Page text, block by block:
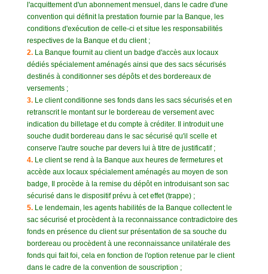
l'acquittement d'un abonnement mensuel, dans le cadre d'une
convention qui définit la prestation fournie par la Banque, les
conditions d'exécution de celle-ci et situe les responsabilités
respectives de la Banque et du client ;
2. La Banque fournit au client un badge d'accès aux locaux
dédiés spécialement aménagés ainsi que des sacs sécurisés
destinés à conditionner ses dépôts et des bordereaux de
versements ;
3. Le client conditionne ses fonds dans les sacs sécurisés et en
retranscrit le montant sur le bordereau de versement avec
indication du billetage et du compte à créditer. Il introduit une
souche dudit bordereau dans le sac sécurisé qu'il scelle et
conserve l'autre souche par devers lui à titre de justificatif ;
4. Le client se rend à la Banque aux heures de fermetures et
accède aux locaux spécialement aménagés au moyen de son
badge, Il procède à la remise du dépôt en introduisant son sac
sécurisé dans le dispositif prévu à cet effet (trappe) ;
5. Le lendemain, les agents habilités de la Banque collectent le
sac sécurisé et procèdent à la reconnaissance contradictoire des
fonds en présence du client sur présentation de sa souche du
bordereau ou procèdent à une reconnaissance unilatérale des
fonds qui fait foi, cela en fonction de l'option retenue par le client
dans le cadre de la convention de souscription ;